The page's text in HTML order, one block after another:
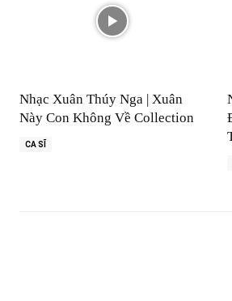
Nhạc Xuân Thúy Nga | Xuân
Này Con Không Về Collection
CA SĨ